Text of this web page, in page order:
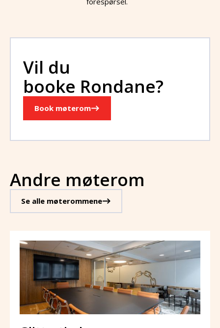
Vil du
booke Rondane?
Book møterom
Andre møterom
Se alle møterommene